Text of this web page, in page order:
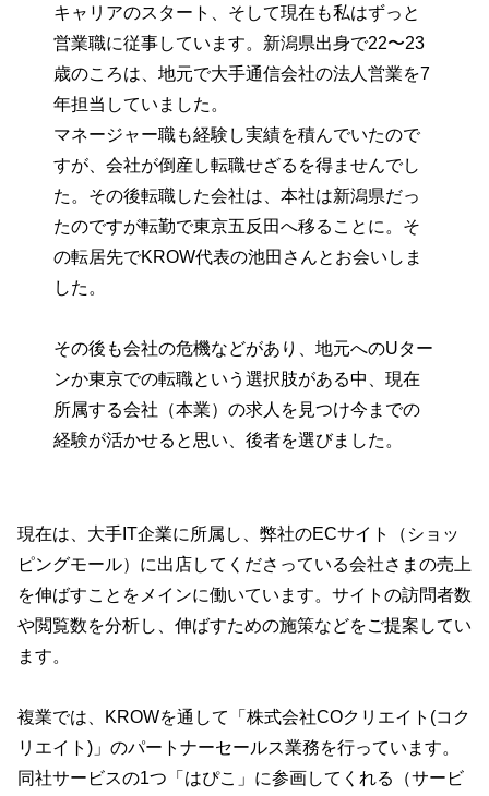
キャリアのスタート、そして現在も私はずっと
営業職に従事しています。新潟県出身で22〜23
歳のころは、地元で大手通信会社の法人営業を7
年担当していました。
マネージャー職も経験し実績を積んでいたので
すが、会社が倒産し転職せざるを得ませんでし
た。その後転職した会社は、本社は新潟県だっ
たのですが転勤で東京五反田へ移ることに。そ
の転居先でKROW代表の池田さんとお会いしま
した。
その後も会社の危機などがあり、地元へのUター
ンか東京での転職という選択肢がある中、現在
所属する会社（本業）の求人を見つけ今までの
経験が活かせると思い、後者を選びました。
現在は、大手IT企業に所属し、弊社のECサイト（ショッ
ピングモール）に出店してくださっている会社さまの売上
を伸ばすことをメインに働いています。サイトの訪問者数
や閲覧数を分析し、伸ばすための施策などをご提案してい
ます。
複業では、KROWを通して「株式会社COクリエイト(コク
リエイト)」のパートナーセールス業務を行っています。
同社サービスの1つ「はぴこ」に参画してくれる（サービ